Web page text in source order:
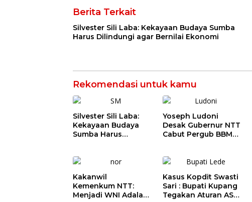
Agustus
Berita Terkait
Silvester Sili Laba: Kekayaan Budaya Sumba
Harus Dilindungi agar Bernilai Ekonomi
Rekomendasi untuk kamu
Silvester Sili Laba:
Kekayaan Budaya
Sumba Harus
Yoseph Ludoni
Desak Gubernur NTT
Cabut Pergub BBM
Tagih Pajak
Kakanwil
Kemenkum NTT:
Menjadi WNI Adalah
Kasus Kopdit Swasti
Sari : Bupati Kupang
Tegakan Aturan ASN,